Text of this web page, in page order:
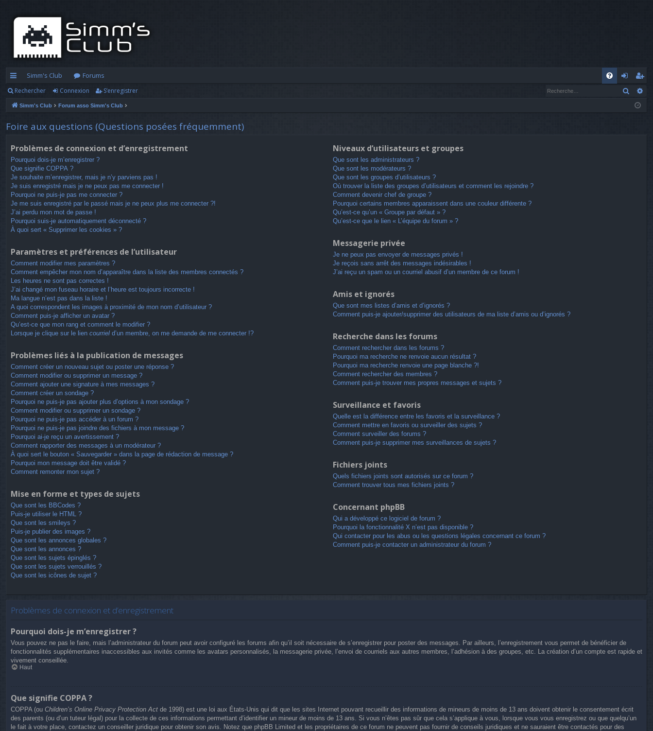
cc
ès
ra
d
e
Simm's Club
Forums
o
’e
nr
Rechercher Connexion S’enregistrer
Simm's Club Forum asso Simm's Club
Foire aux questions (Questions posées fréquemment)
Problèmes de connexion et d’enregistrement
Pourquoi dois-je m’enregistrer ?
Que signifie COPPA ?
Je souhaite m’enregistrer, mais je n’y parviens pas !
Je suis enregistré mais je ne peux pas me connecter !
Pourquoi ne puis-je pas me connecter ?
Je me suis enregistré par le passé mais je ne peux plus me connecter ?!
J’ai perdu mon mot de passe !
Pourquoi suis-je automatiquement déconnecté ?
À quoi sert « Supprimer les cookies » ?
Paramètres et préférences de l’utilisateur
Comment modifier mes paramètres ?
Comment empêcher mon nom d’apparaître dans la liste des membres connectés ?
Les heures ne sont pas correctes !
J’ai changé mon fuseau horaire et l’heure est toujours incorrecte !
Ma langue n’est pas dans la liste !
A quoi correspondent les images à proximité de mon nom d’utilisateur ?
Comment puis-je afficher un avatar ?
Qu’est-ce que mon rang et comment le modifier ?
Lorsque je clique sur le lien courriel d’un membre, on me demande de me connecter !?
Problèmes liés à la publication de messages
Comment créer un nouveau sujet ou poster une réponse ?
Comment modifier ou supprimer un message ?
Comment ajouter une signature à mes messages ?
Comment créer un sondage ?
Pourquoi ne puis-je pas ajouter plus d’options à mon sondage ?
Comment modifier ou supprimer un sondage ?
Pourquoi ne puis-je pas accéder à un forum ?
Pourquoi ne puis-je pas joindre des fichiers à mon message ?
Pourquoi ai-je reçu un avertissement ?
Comment rapporter des messages à un modérateur ?
À quoi sert le bouton « Sauvegarder » dans la page de rédaction de message ?
Pourquoi mon message doit être validé ?
Comment remonter mon sujet ?
Mise en forme et types de sujets
Que sont les BBCodes ?
Puis-je utiliser le HTML ?
Que sont les smileys ?
Puis-je publier des images ?
Que sont les annonces globales ?
Que sont les annonces ?
Que sont les sujets épinglés ?
Que sont les sujets verrouillés ?
Que sont les icônes de sujet ?
Niveaux d’utilisateurs et groupes
Que sont les administrateurs ?
Que sont les modérateurs ?
Que sont les groupes d’utilisateurs ?
Où trouver la liste des groupes d’utilisateurs et comment les rejoindre ?
Comment devenir chef de groupe ?
Pourquoi certains membres apparaissent dans une couleur différente ?
Qu’est-ce qu’un « Groupe par défaut » ?
Qu’est-ce que le lien « L’équipe du forum » ?
Messagerie privée
Je ne peux pas envoyer de messages privés !
Je reçois sans arrêt des messages indésirables !
J’ai reçu un spam ou un courriel abusif d’un membre de ce forum !
Amis et ignorés
Que sont mes listes d’amis et d’ignorés ?
Comment puis-je ajouter/supprimer des utilisateurs de ma liste d’amis ou d’ignorés ?
Recherche dans les forums
Comment rechercher dans les forums ?
Pourquoi ma recherche ne renvoie aucun résultat ?
Pourquoi ma recherche renvoie une page blanche ?!
Comment rechercher des membres ?
Comment puis-je trouver mes propres messages et sujets ?
Surveillance et favoris
Quelle est la différence entre les favoris et la surveillance ?
Comment mettre en favoris ou surveiller des sujets ?
Comment surveiller des forums ?
Comment puis-je supprimer mes surveillances de sujets ?
Fichiers joints
Quels fichiers joints sont autorisés sur ce forum ?
Comment trouver tous mes fichiers joints ?
Concernant phpBB
Qui a développé ce logiciel de forum ?
Pourquoi la fonctionnalité X n’est pas disponible ?
Qui contacter pour les abus ou les questions légales concernant ce forum ?
Comment puis-je contacter un administrateur du forum ?
Problèmes de connexion et d’enregistrement
Pourquoi dois-je m’enregistrer ?
Vous pouvez ne pas le faire, mais l’administrateur du forum peut avoir configuré les forums afin qu’il soit nécessaire de s’enregistrer pour poster des messages. Par ailleurs, l’enregistrement vous permet de bénéficier de
fonctionnalités supplémentaires inaccessibles aux invités comme les avatars personnalisés, la messagerie privée, l’envoi de courriels aux autres membres, l’adhésion à des groupes, etc. La création d’un compte est rapide et
vivement conseillée.
Haut
Que signifie COPPA ?
COPPA (ou Children’s Online Privacy Protection Act de 1998) est une loi aux États-Unis qui dit que les sites Internet pouvant recueillir des informations de mineurs de moins de 13 ans doivent obtenir le consentement écrit
des parents (ou d’un tuteur légal) pour la collecte de ces informations permettant d’identifier un mineur de moins de 13 ans. Si vous n’êtes pas sûr que cela s’applique à vous, lorsque vous vous enregistrez ou que quelqu’un
le fait à votre place, contactez un conseiller juridique pour obtenir son avis. Notez que phpBB Limited et les propriétaires de ce forum ne peuvent pas fournir de conseils juridiques et ne sauraient être contactés pour des